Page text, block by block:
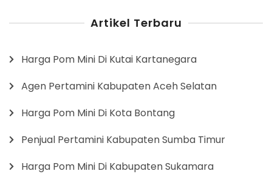
Artikel Terbaru
Harga Pom Mini Di Kutai Kartanegara
Agen Pertamini Kabupaten Aceh Selatan
Harga Pom Mini Di Kota Bontang
Penjual Pertamini Kabupaten Sumba Timur
Harga Pom Mini Di Kabupaten Sukamara